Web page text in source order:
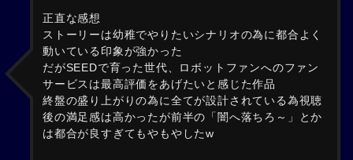
正直な感想
ストーリーは幼稚でやりたいシナリオの為に都合よく
動いている印象が強かった
だがSEEDで育った世代、ロボットファンへのファン
サービスは最高評価をあげたいと感じた作品
終盤の盛り上がりの為に全てが設計されている為視聴
後の満足感は高かったが前半の「闇へ落ちろ～」とか
は都合が良すぎてもやもやしたw